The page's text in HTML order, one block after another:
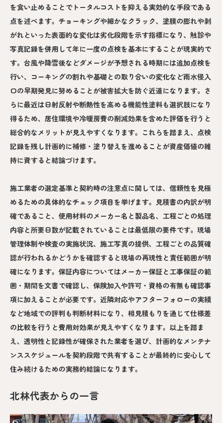
を食い止めることでトータルコストを抑える実効的な手段である
点を述べます。チョーキングや細かなクラック、塗膜の膨れや剥
がれといった表面的な変化は劣化段階を示す指標になり、触診や
写真記録を併用して年に一度の点検を基本にすることが現実的で
す。台風や降雪後などダメージが予想される時期には追加点検を
行い、コーキングの割れや基礎との取り合いの変化など雨水侵入
口の早期発見に努めることが被害拡大を防ぐ近道になります。さ
らに最近は日射反射や断熱性を高める機能性塗料も選択肢になり
得るため、居住環境や冷暖房費の削減効果を含めた評価を行うと
総合的なメリットが見えやすくなります。これらを踏まえ、点検
記録を残し計画的に補修・塗り替えを進めることが資産価値の維
持に資すると結論づけます。
施工業者の選定基準と契約時の注意点に関しては、信頼性を見極
めるための具体的なチェック項目を挙げます。見積書の内訳が明
確であること、使用材料のメーカー名と製品名、工程ごとの処理
内容と所要日数が記載されていることは最低限の要件です。現場
管理体制や検査の実施状況、施工写真の提供、工程ごとの品質確
認が行われるかどうかを確認すると現場の再現性と責任範囲が明
確になります。保証内容についてはメーカー保証と工事保証の範
囲・期間を文書で確認し、保険加入や許可・資格の有無も確認事
項に加えることが必要です。近隣対応やアフターフォローの実績
など地域での評判も判断材料になり、相見積もりを通じて仕様差
の比較を行うと費用対効果が見えやすくなります。以上を踏ま
え、透明性と記録性が確保された業者を選び、計画的なメンテナ
ンススケジュールを契約段階で共有することが最終的に安心して
住み続けるための実務的結論になります。
北林代表からの一言